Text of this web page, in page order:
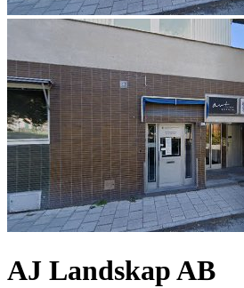
AJ Landskap AB